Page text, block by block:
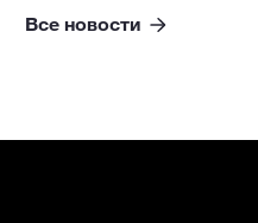
Все новости